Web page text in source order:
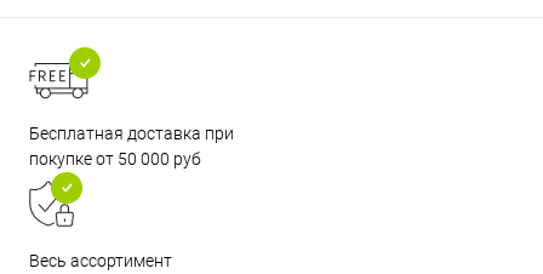
Бесплатная доставка при
покупке от 50 000 руб
Весь ассортимент